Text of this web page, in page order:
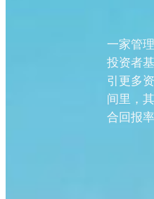
一家管
投资者
引更多
间里，
合回报